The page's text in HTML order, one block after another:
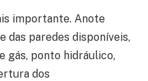
importante. Anote
das paredes disponíveis,
gás, ponto hidráulico,
dos